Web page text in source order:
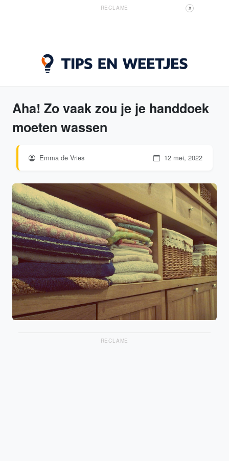
RECLAME X
Aha! Zo vaak zou je je handdoek
moeten wassen
Emma de Vries 12 mei, 2022
RECLAME